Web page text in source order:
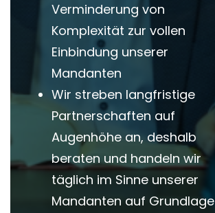
Verminderung von
Komplexität zur vollen
Einbindung unserer
Mandanten
Wir streben langfristige
Partnerschaften auf
Augenhöhe an, deshalb
beraten und handeln wir
täglich im Sinne unserer
Mandanten auf Grundlage